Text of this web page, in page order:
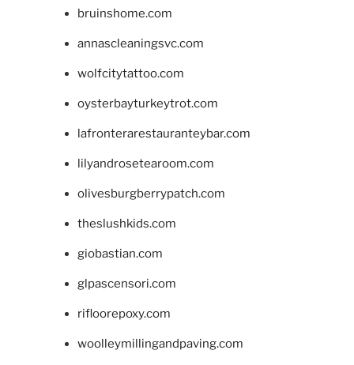
bruinshome.com
annascleaningsvc.com
wolfcitytattoo.com
oysterbayturkeytrot.com
lafronterarestauranteybar.com
lilyandrosetearoom.com
olivesburgberrypatch.com
theslushkids.com
giobastian.com
glpascensori.com
rifloorepoxy.com
woolleymillingandpaving.com